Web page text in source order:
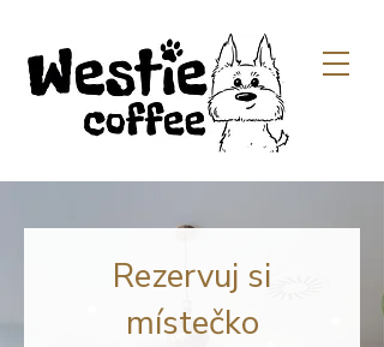
Rezervuj si
místečko